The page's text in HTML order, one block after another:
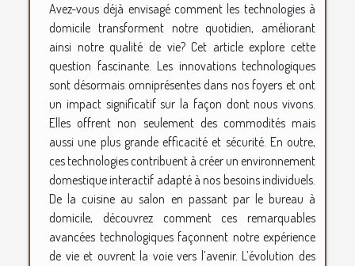
Avez-vous déjà envisagé comment les technologies à
domicile transforment notre quotidien, améliorant
ainsi notre qualité de vie? Cet article explore cette
question fascinante. Les innovations technologiques
sont désormais omniprésentes dans nos foyers et ont
un impact significatif sur la façon dont nous vivons.
Elles offrent non seulement des commodités mais
aussi une plus grande efficacité et sécurité. En outre,
ces technologies contribuent à créer un environnement
domestique interactif adapté à nos besoins individuels.
De la cuisine au salon en passant par le bureau à
domicile, découvrez comment ces remarquables
avancées technologiques façonnent notre expérience
de vie et ouvrent la voie vers l’avenir. L’évolution des